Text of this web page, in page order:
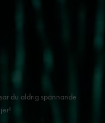
du aldrig spännande